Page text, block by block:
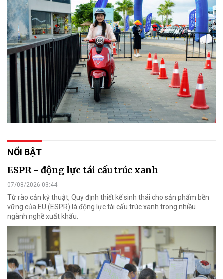
NỔI BẬT
ESPR - động lực tái cấu trúc xanh
07/08/2026 03:44
Từ rào cản kỹ thuật, Quy định thiết kế sinh thái cho sản phẩm bền
vững của EU (ESPR) là động lực tái cấu trúc xanh trong nhiều
ngành nghề xuất khẩu.